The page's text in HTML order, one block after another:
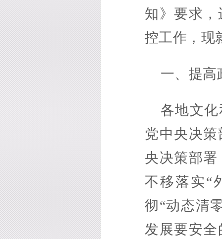
知》要求
控工作，现
一、提高
各地文
党中央决
央决策部
不移落实“
彻“动态清
发展要安